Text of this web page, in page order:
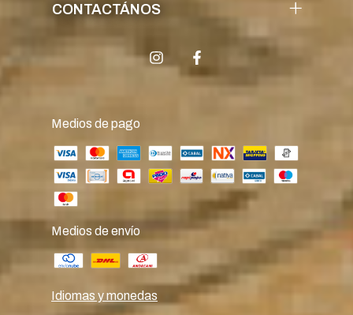
CONTACTÁNOS
Medios de pago
Medios de envío
Idiomas y monedas